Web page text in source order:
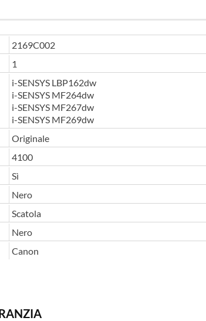
2169C002
1
i-SENSYS LBP162dw
i-SENSYS MF264dw
i-SENSYS MF267dw
i-SENSYS MF269dw
Originale
4100
Sì
Nero
Scatola
Nero
Canon